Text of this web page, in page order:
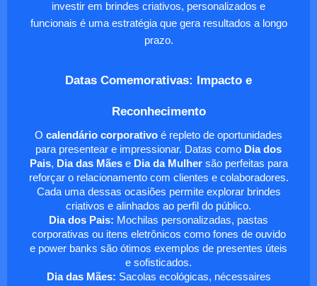
investir em brindes criativos, personalizados e
funcionais é uma estratégia que gera resultados a longo
prazo.
Datas Comemorativas: Impacto e
Reconhecimento
O calendário corporativo é repleto de oportunidades
para presentear e impressionar. Datas como Dia dos
Pais, Dia das Mãese Dia da Mulhersão perfeitas para
reforçar o relacionamento com clientes e colaboradores.
Cada uma dessas ocasiões permite explorar brindes
criativos e alinhados ao perfil do público.
Dia dos Pais: Mochilas personalizadas, pastas
corporativas ou itens eletrônicos como fones de ouvido
e power banks são ótimos exemplos de presentes úteis
e sofisticados.
Dia das Mães: Sacolas ecológicas, nécessaires